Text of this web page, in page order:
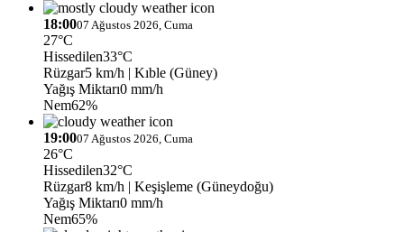
18:0007 Ağustos 2026, Cuma
27°C
Hissedilen33°C
Rüzgar5 km/h | Kıble (Güney)
Yağış Miktarı0 mm/h
Nem62%
19:0007 Ağustos 2026, Cuma
26°C
Hissedilen32°C
Rüzgar8 km/h | Keşişleme (Güneydoğu)
Yağış Miktarı0 mm/h
Nem65%